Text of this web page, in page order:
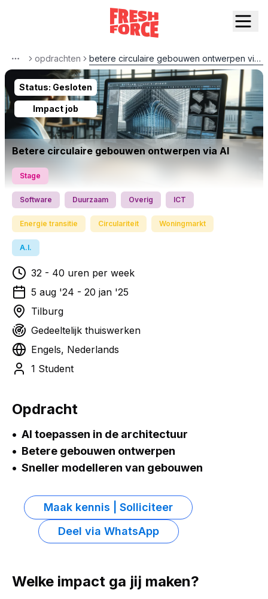
Moreopdrachten betere circulaire gebouwen ontwerpen via ai
Status: Gesloten
Impact job
Betere circulaire gebouwen ontwerpen via AI
Stage
Software Duurzaam Overig ICT
Energie transitie Circulariteit Woningmarkt
A.I.
32 - 40 uren per week
5 aug '24 - 20 jan '25
Tilburg
Gedeeltelijk thuiswerken
Engels, Nederlands
1 Student
Opdracht
AI toepassen in de architectuur
Betere gebouwen ontwerpen
Sneller modelleren van gebouwen
Maak kennis | Solliciteer
Deel via WhatsApp
Welke impact ga jij maken?